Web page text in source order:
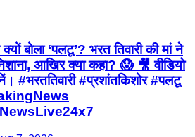
बोला ‘पलटू’? भरत तिवारी की मां ने
आखिर क्या कहा? 😱 🎥 वीडियो
#भरततिवारी #प्रशांतकिशोर #पलटू